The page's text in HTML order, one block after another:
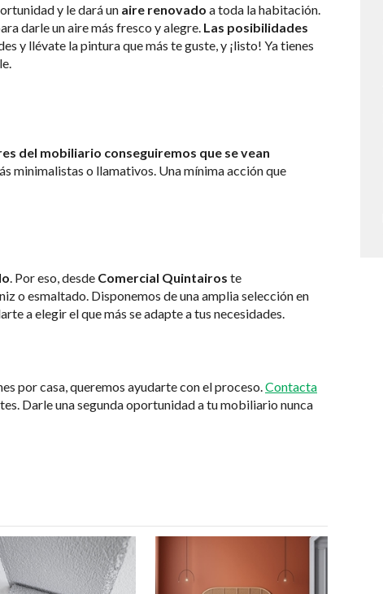
y le dará un aire renovado a toda la habitación.
darle un aire más fresco y alegre. Las posibilidades
y llévate la pintura que más te guste, y ¡listo! Ya tienes
del mobiliario conseguiremos que se vean
minimalistas o llamativos. Una mínima acción que
. Por eso, desde Comercial Quintairos te
o esmaltado. Disponemos de una amplia selección en
a elegir el que más se adapte a tus necesidades.
por casa, queremos ayudarte con el proceso. Contacta
Darle una segunda oportunidad a tu mobiliario nunca